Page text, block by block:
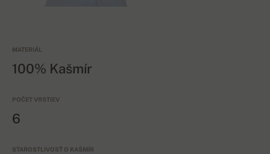
MATERIÁL
100% Kašmír
POČET VRSTIEV
6
STAROSTLIVOSŤ O KAŠMÍR